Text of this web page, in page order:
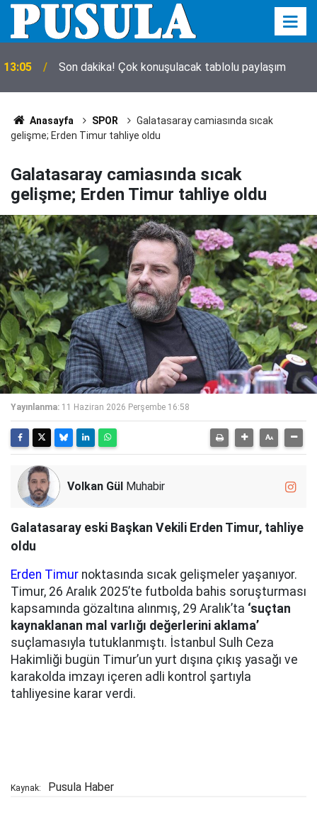
13:05 Son dakika! Çok konuşulacak tablolu paylaşım
Anasayfa SPOR
Galatasaray camiasında sıcak
gelişme; Erden Timur tahliye oldu
Galatasaray camiasında sıcak
gelişme; Erden Timur tahliye oldu
Yayınlanma: 11 Haziran 2026 Perşembe 16:58
Volkan Gül Muhabir
Galatasaray eski Başkan Vekili Erden Timur, tahliye
oldu
Erden Timur noktasında sıcak gelişmeler yaşanıyor.
Timur, 26 Aralık 2025’te futbolda bahis soruşturması
kapsamında gözaltına alınmış, 29 Aralık’ta ‘suçtan
kaynaklanan mal varlığı değerlerini aklama’
suçlamasıyla tutuklanmıştı. İstanbul Sulh Ceza
Hakimliği bugün Timur’un yurt dışına çıkış yasağı ve
karakolda imzayı içeren adli kontrol şartıyla
tahliyesine karar verdi.
Kaynak: Pusula Haber